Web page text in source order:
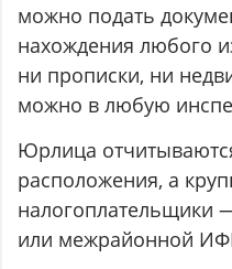
можно подать
нахождения любого
ни прописки, ни
можно в любую
Юрлица
расположения, а
налогоплательщики
или межрайонной